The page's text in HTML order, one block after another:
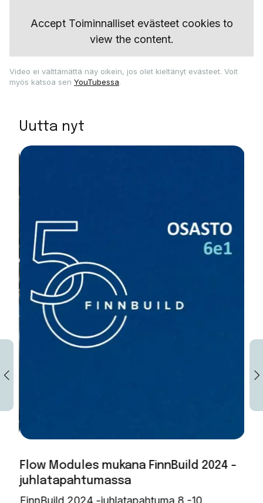
Accept Toiminnalliset evästeetcookies to
view the content.
Video ei välttämättä näy oikein, jos olet kieltänyt evästeet. Voit
myös katsoa sen YouTubessa.
Uutta nyt
Flow Modules mukana FinnBuild 2024 -
juhlatapahtumassa
FinnBuild 2024 -juhlatapahtuma 8.-10.